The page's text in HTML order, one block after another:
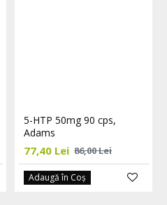
5-HTP 50mg 90 cps,
Adams
77,40 Lei 86,00 Lei
Adaugă în Coş